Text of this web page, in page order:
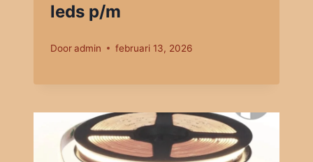
leds p/m
Dooradmin februari 13, 2026